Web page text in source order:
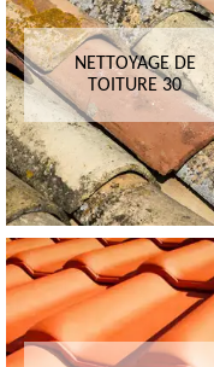
NETTOYAGE DE
TOITURE 30